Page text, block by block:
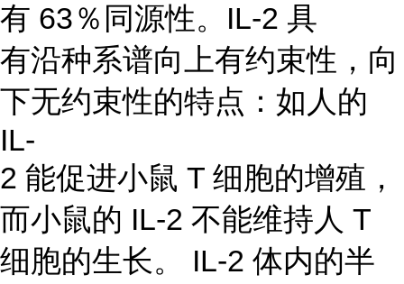
有 63％同源性。IL-2 具
有沿种系谱向上有约束性，向
下无约束性的特点：如人的
IL-
2 能促进小鼠 T 细胞的增殖，
而小鼠的 IL-2 不能维持人 T
细胞的生长。 IL-2 体内的半